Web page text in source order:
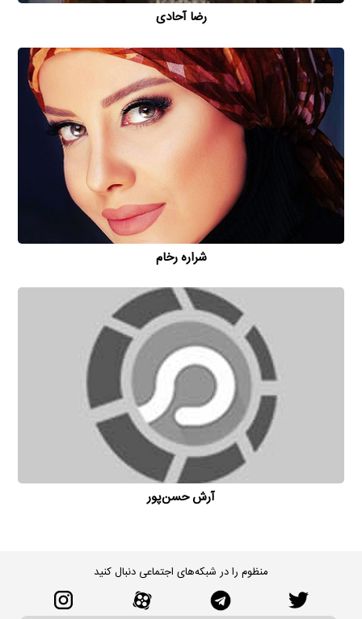
رضا آحادی
شراره رخام
آرش حسن‌پور
منظوم را در شبکه‌های اجتماعی دنبال کنید